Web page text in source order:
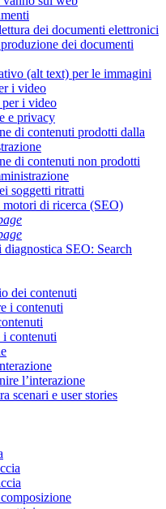
dei documenti elettronici
dei documenti
(alt text) per le immagini
i video
i video
e privacy
di contenuti prodotti dalla
di contenuti non prodotti
soggetti ritratti
di ricerca (SEO)
SEO: Search
dei contenuti
i contenuti
contenuti
l’interazione
scenari e user stories